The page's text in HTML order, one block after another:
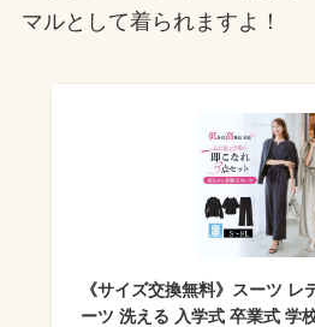
マルとして着られますよ！
《サイズ交換無料》スーツ レ
ーツ 洗える 入学式 卒業式 学